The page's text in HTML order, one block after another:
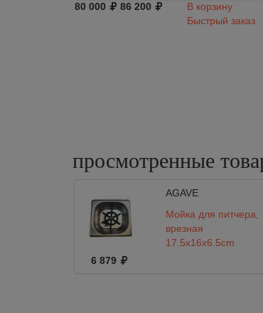
80 000
86 200
В корзину
Быстрый заказ
просмотренные
AGAVE
Мойка для питчера,
врезная
17.5x16x6.5cm
6 879